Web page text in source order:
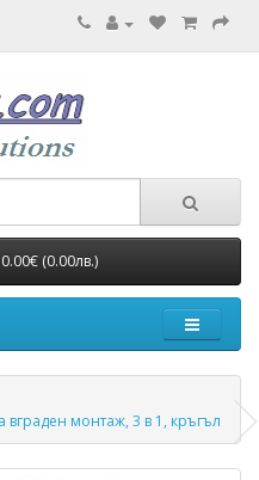
(0.00лв.)
вграден монтаж, 3 в 1, кръгъл